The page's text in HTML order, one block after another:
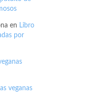
en Libro
por
veganas